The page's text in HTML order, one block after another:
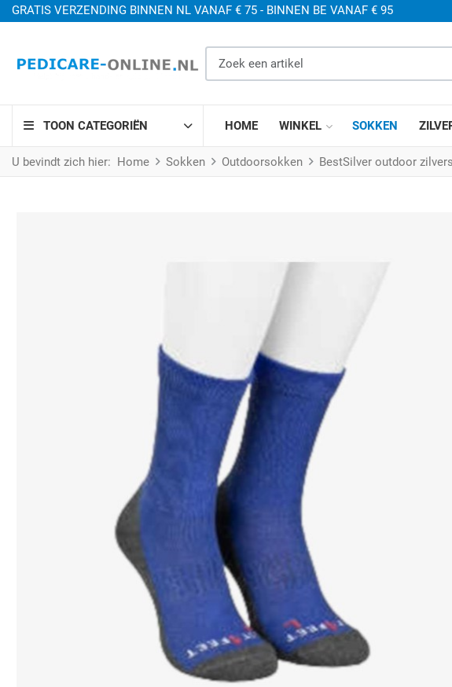
GRATIS VERZENDING BINNEN NL VANAF € 75 - BINNEN BE VANAF € 95
TOON CATEGORIËN HOME WINKEL SOKKEN
U bevindt zich hier: Home Sokken Outdoorsokken BestSilver outdoor